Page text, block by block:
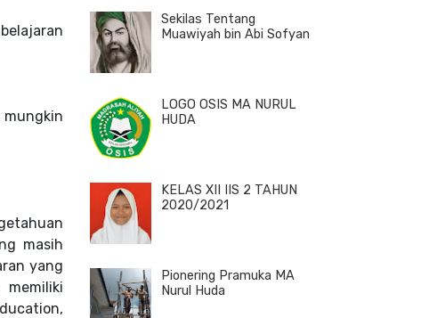
masih
yang
Sekilas Tentang
Muawiyah bin Abi Sofyan
LOGO OSIS MA NURUL
HUDA
KELAS XII IIS 2 TAHUN
2020/2021
Pionering Pramuka MA
Nurul Huda